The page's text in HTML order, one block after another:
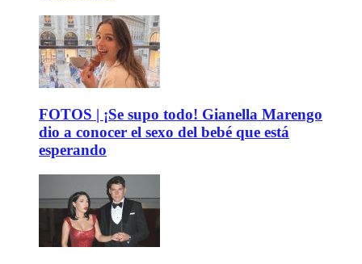
FOTOS | ¡Se supo todo! Gianella Marengo
dio a conocer el sexo del bebé que está
esperando